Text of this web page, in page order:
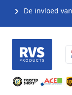
De invloed